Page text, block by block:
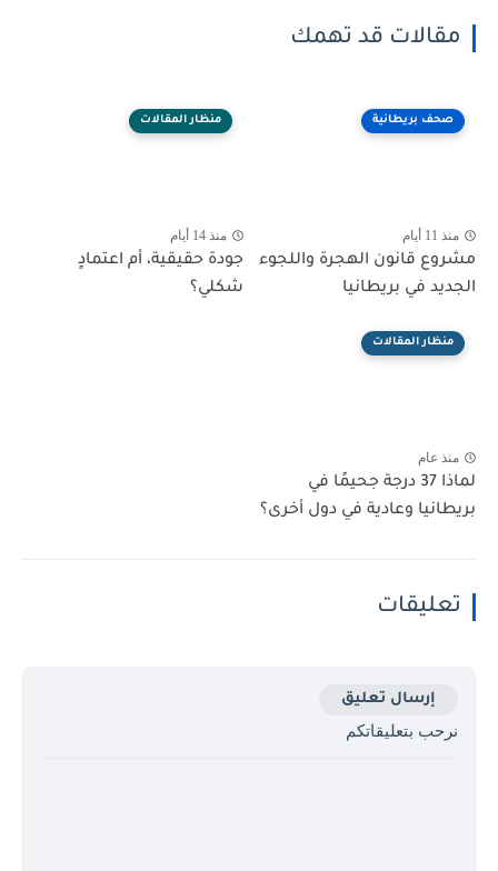
مقالات قد تهمك
صحف بريطانية
منذ 11 أيام
مشروع قانون الهجرة واللجوء
الجديد في بريطانيا
منظار المقالات
منذ 14 أيام
جودة حقيقية، أم اعتمادٍ
شكلي؟
منظار المقالات
منذ عام
لماذا 37 درجة جحيمًا في
بريطانيا وعادية في دول أخرى؟
تعليقات
إرسال تعليق
نرحب بتعليقاتكم